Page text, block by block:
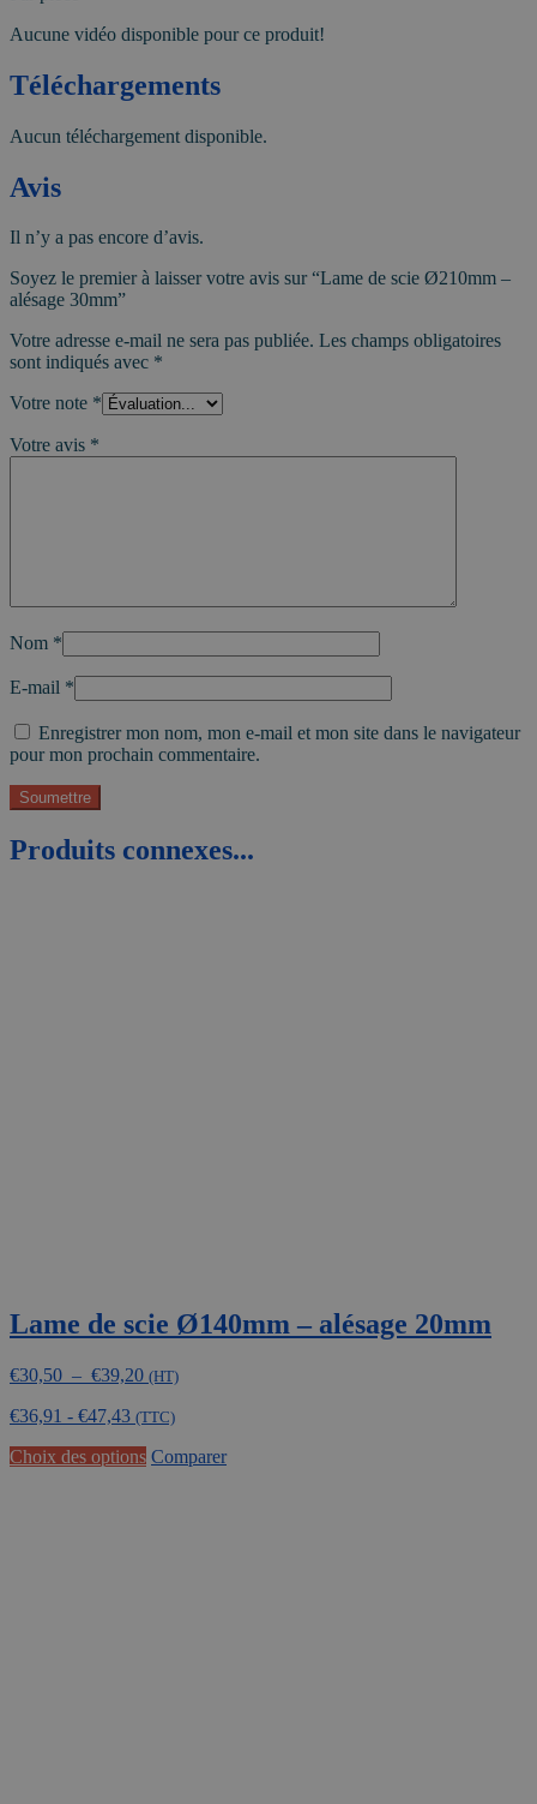
Aucune vidéo disponible pour ce produit!
Téléchargements
Aucun téléchargement disponible.
Avis
Il n’y a pas encore d’avis.
Soyez le premier à laisser votre avis sur “Lame de scie Ø210mm –
alésage 30mm”
Votre adresse e-mail ne sera pas publiée. Les champs obligatoires
sont indiqués avec *
Votre note *
Votre avis *
Nom *
E-mail *
Enregistrer mon nom, mon e-mail et mon site dans le navigateur
pour mon prochain commentaire.
Produits connexes...
Lame de scie Ø140mm – alésage 20mm
€30,50 – €39,20Plage
prix :
à
(HT)
€36,91 - €47,43 (TTC)
Choix des options Ce
Comparer